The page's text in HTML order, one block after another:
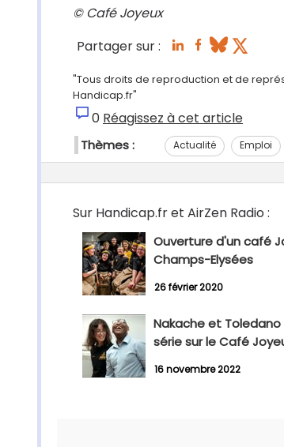
© Café Joyeux
Partager sur :
"Tous droits de reproduction et de
Handicap.fr"
0 Réagissez à cet article
Thèmes : Actualité Emploi
Sur Handicap.fr et AirZen Radio :
Ouverture d'un café
Champs-Elysées
26 février 2020
Nakache et
série sur le Café
16 novembre 2022